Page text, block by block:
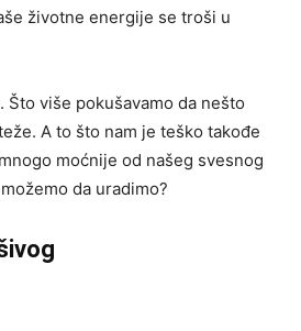
životne energije se troši u
Što više pokušavamo da nešto
A to što nam je teško takođe
moćnije od našeg svesnog
da uradimo?